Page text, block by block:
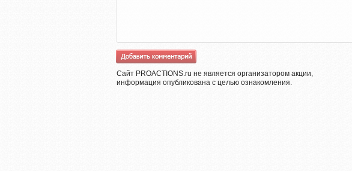
Сайт PROACTIONS.ru не является организатором акции,
информация опубликована с целью ознакомления.